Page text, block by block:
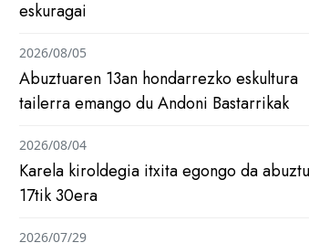
eskuragai
Abuztuaren 13an hondarrezko eskultura
tailerra emango du Andoni Bastarrikak
2026/08/05
Karela kiroldegia itxita egongo da
17tik 30era
2026/08/04
2026/07/29